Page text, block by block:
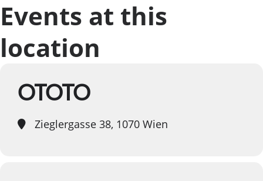
Events at this
location
OTOTO
Zieglergasse 38, 1070 Wien